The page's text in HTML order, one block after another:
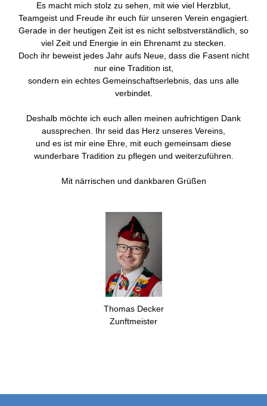
Es macht mich stolz zu sehen, mit wie viel Herzblut,
Teamgeist und Freude ihr euch für unseren Verein engagiert.
Gerade in der heutigen Zeit ist es nicht selbstverständlich, so
viel Zeit und Energie in ein Ehrenamt zu stecken.
Doch ihr beweist jedes Jahr aufs Neue, dass die Fasent nicht
nur eine Tradition ist,
sondern ein echtes Gemeinschaftserlebnis, das uns alle
verbindet.
Deshalb möchte ich euch allen meinen aufrichtigen Dank
aussprechen. Ihr seid das Herz unseres Vereins,
und es ist mir eine Ehre, mit euch gemeinsam diese
wunderbare Tradition zu pflegen und weiterzuführen.
Mit närrischen und dankbaren Grüßen
Thomas Decker
Zunftmeister